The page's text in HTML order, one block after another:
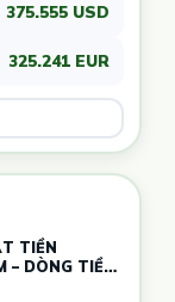
375.555 USD
325.241 EUR
TIỀN
– DÒNG TIỀN